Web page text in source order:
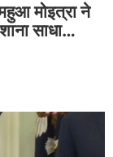
मोइत्रा ने
साधा…